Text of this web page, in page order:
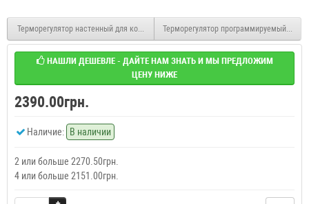
Терморегулятор настенный для котлов отопления Castle АС8038G
Терморегулятор программируемый
НАШЛИ ДЕШЕВЛЕ - ДАЙТЕ НАМ ЗНАТЬ И МЫ ПРЕДЛОЖИМ
ЦЕНУ НИЖЕ
2390.00грн.
Наличие: В наличии
2 или больше 2270.50грн.
4 или больше 2151.00грн.